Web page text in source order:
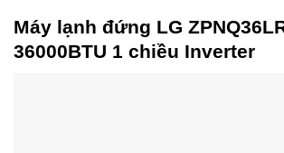
Máy lạnh đứng LG
36000BTU 1 chiều Inverter